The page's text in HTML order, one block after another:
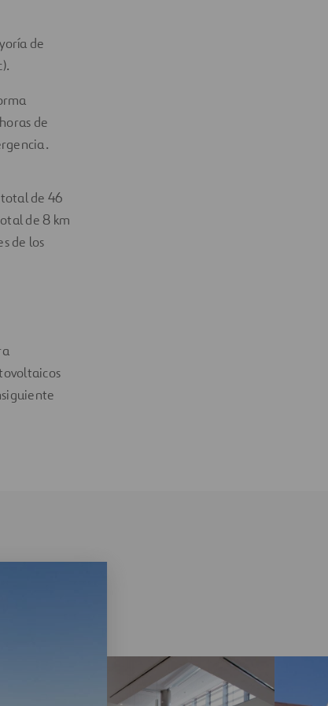
de
de
de 46
de 8 km
de los